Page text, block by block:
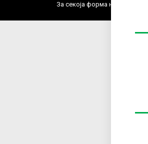
За секоја форма на